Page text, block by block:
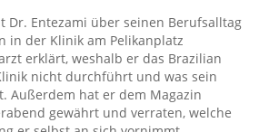
Dr. Entezami über seinen Berufsalltag
in der Klinik am Pelikanplatz
erklärt, weshalb er das Brazilian
nicht durchführt und was sein
Außerdem hat er dem Magazin
gewährt und verraten, welche